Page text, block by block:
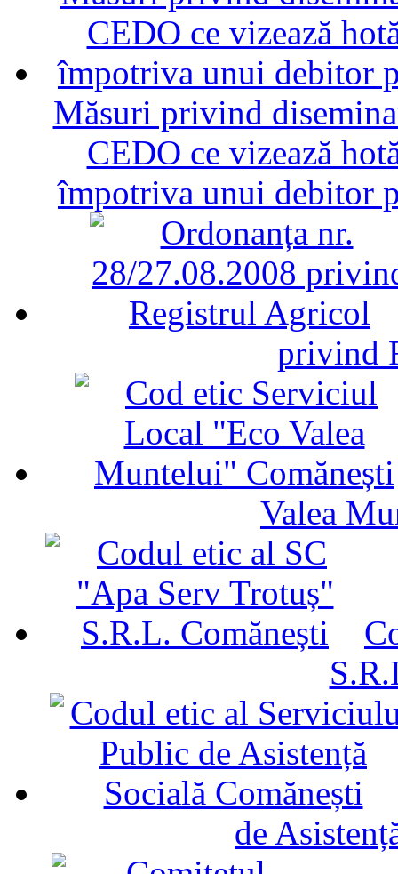
Măsuri privind
CEDO ce vizează
împotriva unui debitor
privind
Valea
de